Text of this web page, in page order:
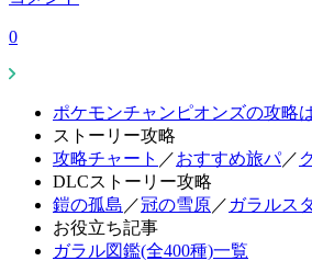
0
ポケモンチャンピオンズの攻略
ストーリー攻略
攻略チャート ／おすすめ旅パ／
DLCストーリー攻略
鎧の孤島 ／冠の雪原／ ガラルス
お役立ち記事
ガラル図鑑(全400種)一覧